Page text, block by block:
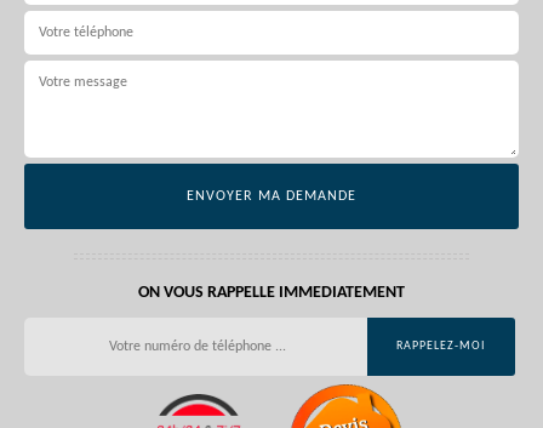
ON VOUS RAPPELLE IMMEDIATEMENT